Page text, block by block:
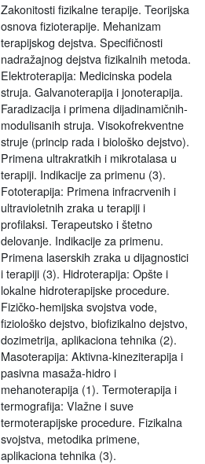
Zakonitosti fizikalne terapije. Teorijska
osnova fizioterapije. Mehanizam
terapijskog dejstva. Specifičnosti
nadražajnog dejstva fizikalnih metoda.
Elektroterapija: Medicinska podela
struja. Galvanoterapija i jonoterapija.
Faradizacija i primena dijadinamičnih-
modulisanih struja. Visokofrekventne
struje (princip rada i biološko dejstvo).
Primena ultrakratkih i mikrotalasa u
terapiji. Indikacije za primenu (3).
Fototerapija: Primena infracrvenih i
ultravioletnih zraka u terapiji i
profilaksi. Terapeutsko i štetno
delovanje. Indikacije za primenu.
Primena laserskih zraka u dijagnostici
i terapiji (3). Hidroterapija: Opšte i
lokalne hidroterapijske procedure.
Fizičko-hemijska svojstva vode,
fiziološko dejstvo, biofizikalno dejstvo,
dozimetrija, aplikaciona tehnika (2).
Masoterapija: Aktivna-kineziterapija i
pasivna masaža-hidro i
mehanoterapija (1). Termoterapija i
termografija: Vlažne i suve
termoterapijske procedure. Fizikalna
svojstva, metodika primene,
aplikaciona tehnika (3).